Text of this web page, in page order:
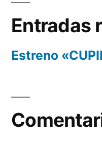
Entradas
Estreno